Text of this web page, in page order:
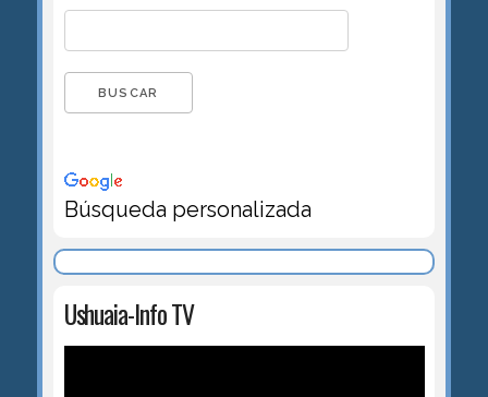
Búsqueda personalizada
Ushuaia-Info TV